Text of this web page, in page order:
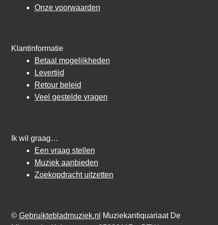
Onze voorwaarden
Klantinformatie
Betaal mogelijkheden
Levertijd
Retour beleid
Veel gestelde vragen
Ik wil graag…
Een vraag stellen
Muziek aanbieden
Zoekopdracht uitzetten
© Gebruiktebladmuziek.nl
Muziekantiquariaat De